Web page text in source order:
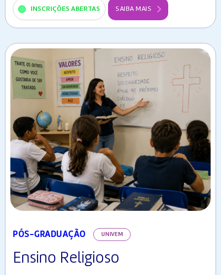
INSCRIÇÕES ABERTAS SAIBA MAIS
PÓS-GRADUAÇÃO UNIVEM
Ensino Religioso